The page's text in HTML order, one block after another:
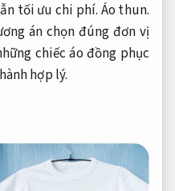
tối ưu chi phí. Áo thun.
án chọn đúng đơn vị
chiếc áo đồng phục
hợp lý.